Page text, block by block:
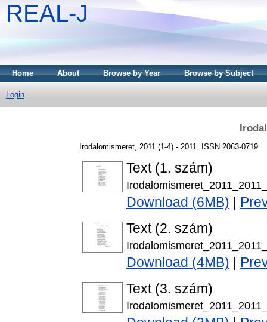
REAL-J
Home About Browse by Year Browse by Subject
Login
Irodalomismeret, 2011 (1-4) - 2011. ISSN 2063-0719
Text (1. szám)
Download (6MB)
Text (2. szám)
Download (4MB)
Text (3. szám)